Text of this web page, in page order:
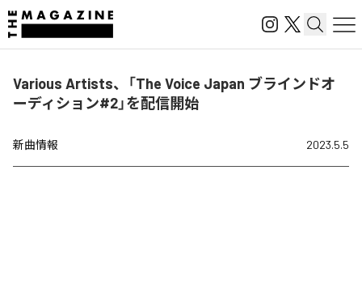
Various Artists、「The Voice Japan ブラインドオ
ーディション#2」を配信開始
新曲情報 2023.5.5